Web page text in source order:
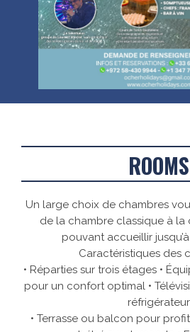
ROOMS
Un large choix de chambres
de la chambre classique à la
pouvant accueillir
Caractéristiques des
• Réparties sur trois étages •
pour un confort optimal •
réfrigérateur
• Terrasse ou balcon pour